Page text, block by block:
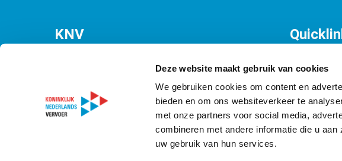
Deze website maakt gebruik van cookies
We gebruiken cookies om content en
bieden en om ons websiteverkeer te
met onze partners voor social media,
combineren met andere informatie die u
uw gebruik van hun services.
KNV
T070 349 09 21
Contact